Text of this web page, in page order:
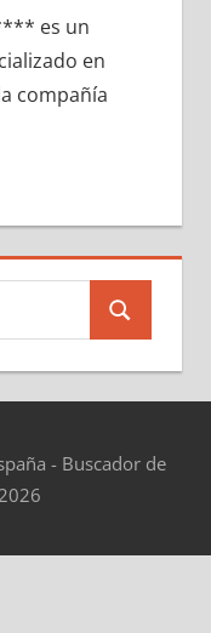
es un
en
compañía
Buscar
- Buscador de